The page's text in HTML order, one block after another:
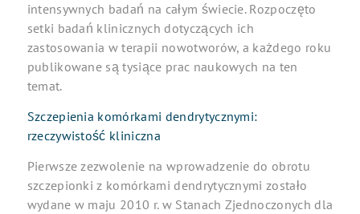
intensywnych badań na całym świecie. Rozpoczęto
setki badań klinicznych dotyczących ich
zastosowania w terapii nowotworów, a każdego roku
publikowane są tysiące prac naukowych na ten
temat.
Szczepienia komórkami dendrytycznymi:
rzeczywistość kliniczna
Pierwsze zezwolenie na wprowadzenie do obrotu
szczepionki z komórkami dendrytycznymi zostało
wydane w maju 2010 r. w Stanach Zjednoczonych dla